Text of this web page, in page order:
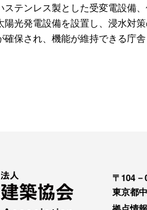
ステンレス製とした受変電設備
光発電設備を設置し、浸水対
確保され、機能が維持できる庁
〒104－
東京都